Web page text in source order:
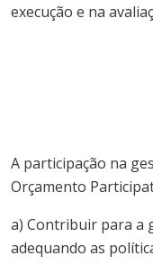
execução e na
A participação na
Orçamento
a) Contribuir para a
adequando as